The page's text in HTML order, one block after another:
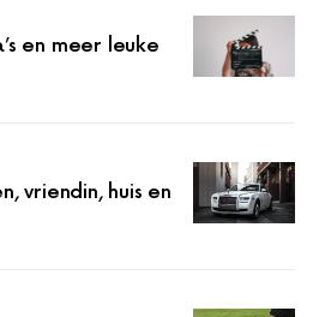
en meer leuke
vriendin, huis en